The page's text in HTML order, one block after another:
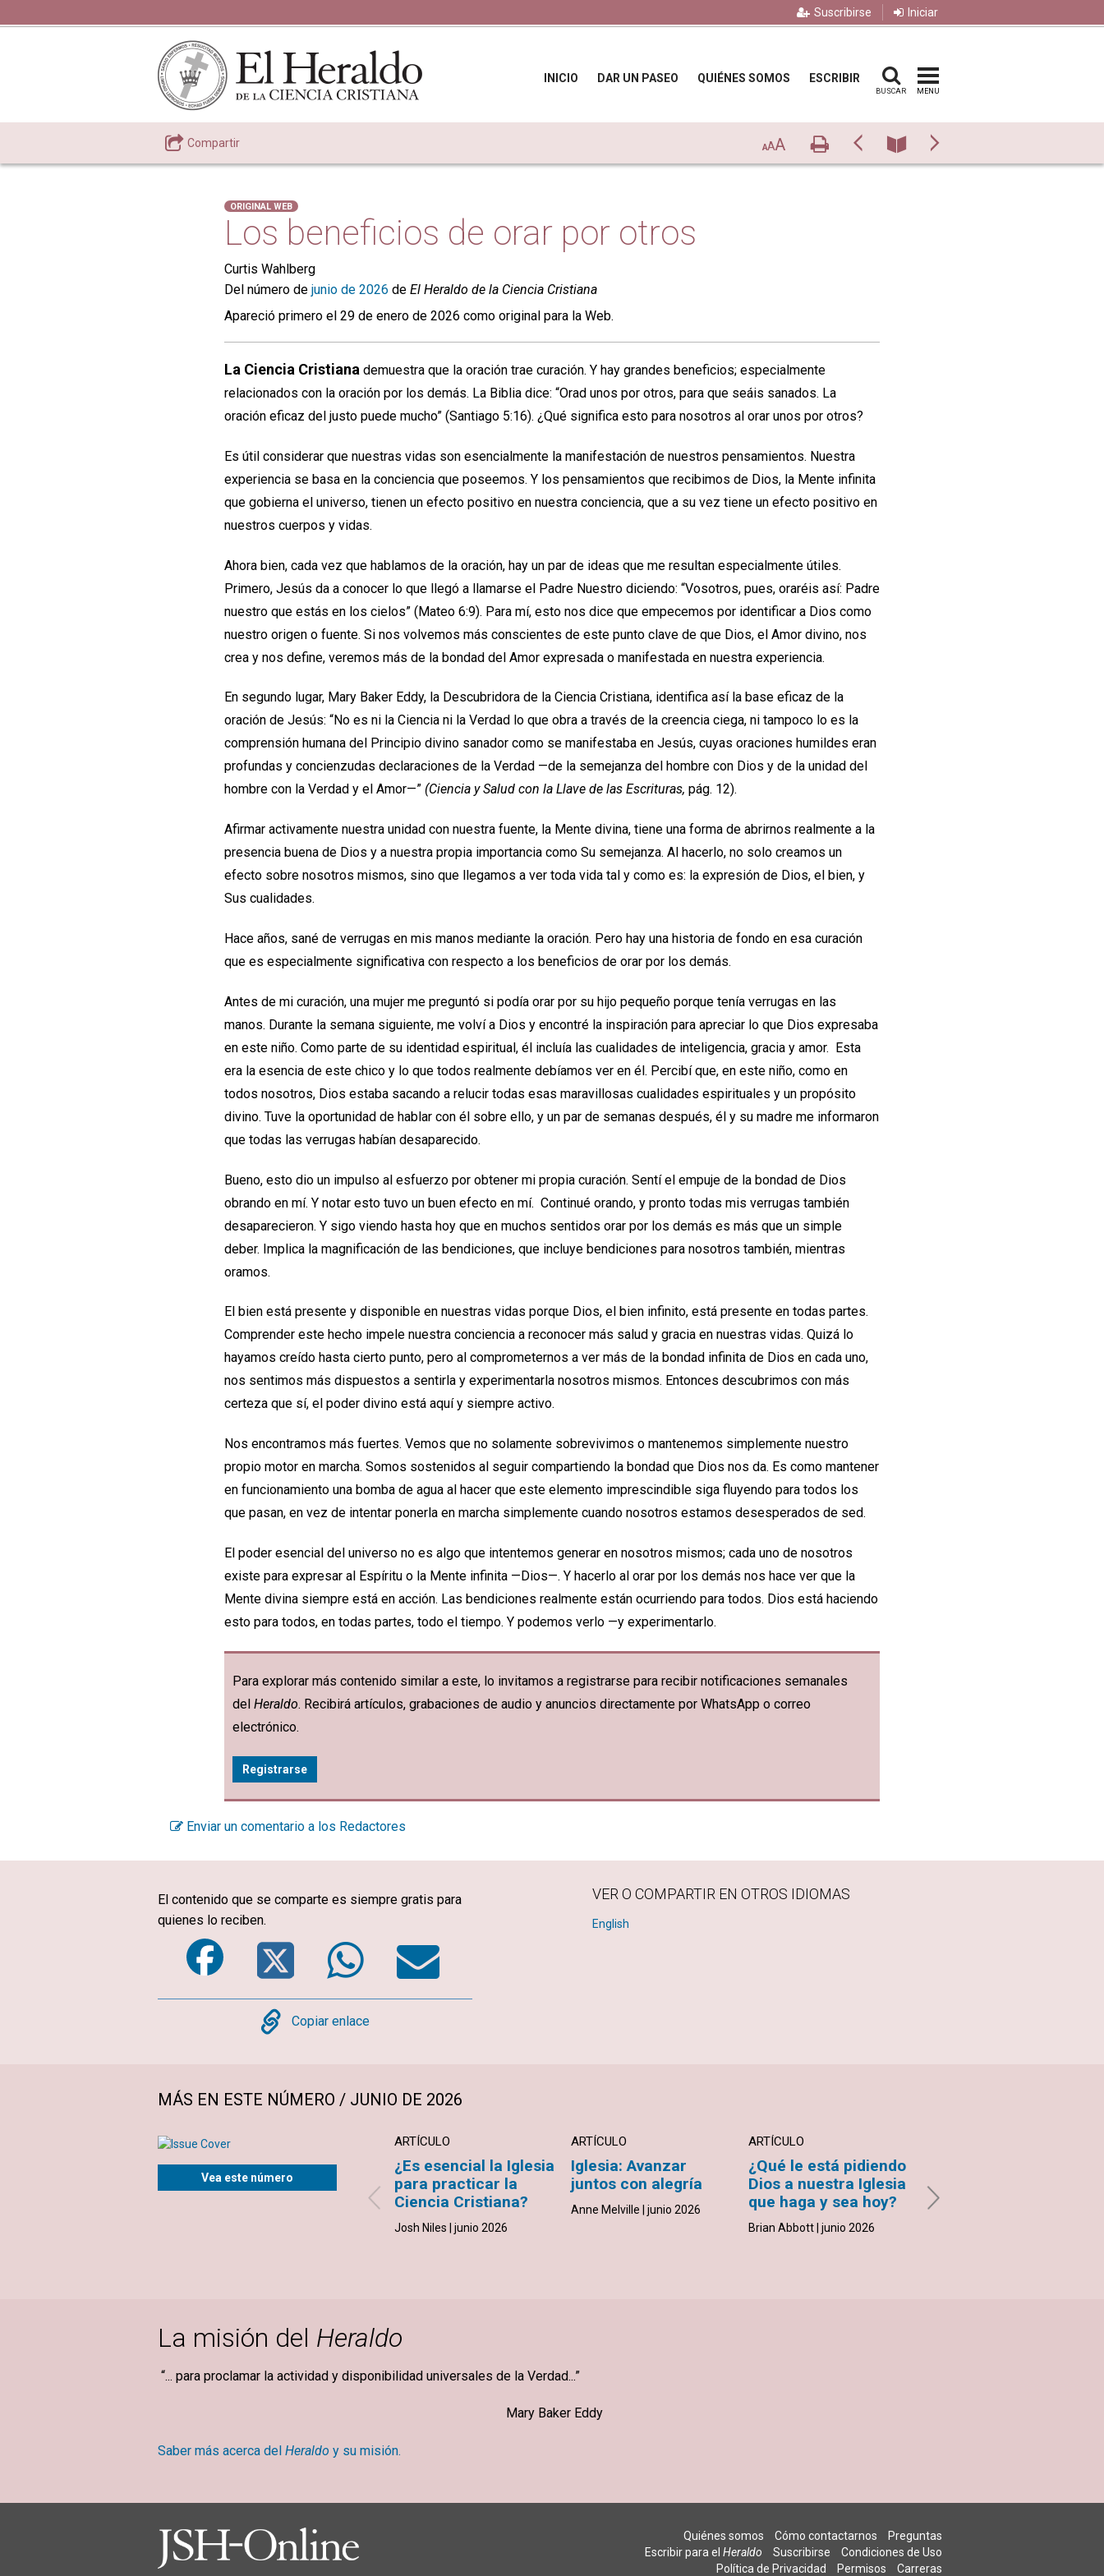
Suscribirse Iniciar
INICIO DAR UN PASEO QUIÉNES SOMOS ESCRIBIR
BUSCAR MENU
Compartir AAA ImprimirPrevio NúmeroSiguiente
ORIGINAL WEB
Los beneficios de orar por otros
Curtis Wahlberg
Del número de junio de 2026 de El Heraldo de la Ciencia Cristiana
Apareció primero el 29 de enero de 2026 como original para la Web.
La Ciencia Cristiana demuestra que la oración trae curación. Y hay grandes beneficios; especialmente
relacionados con la oración por los demás. La Biblia dice: “Orad unos por otros, para que seáis sanados. La
oración eficaz del justo puede mucho” (Santiago 5:16). ¿Qué significa esto para nosotros al orar unos por otros?
Es útil considerar que nuestras vidas son esencialmente la manifestación de nuestros pensamientos. Nuestra
experiencia se basa en la conciencia que poseemos. Y los pensamientos que recibimos de Dios, la Mente infinita
que gobierna el universo, tienen un efecto positivo en nuestra conciencia, que a su vez tiene un efecto positivo en
nuestros cuerpos y vidas.
Ahora bien, cada vez que hablamos de la oración, hay un par de ideas que me resultan especialmente útiles.
Primero, Jesús da a conocer lo que llegó a llamarse el Padre Nuestro diciendo: “Vosotros, pues, oraréis así: Padre
nuestro que estás en los cielos” (Mateo 6:9). Para mí, esto nos dice que empecemos por identificar a Dios como
nuestro origen o fuente. Si nos volvemos más conscientes de este punto clave de que Dios, el Amor divino, nos
crea y nos define, veremos más de la bondad del Amor expresada o manifestada en nuestra experiencia.
En segundo lugar, Mary Baker Eddy, la Descubridora de la Ciencia Cristiana, identifica así la base eficaz de la
oración de Jesús: “No es ni la Ciencia ni la Verdad lo que obra a través de la creencia ciega, ni tampoco lo es la
comprensión humana del Principio divino sanador como se manifestaba en Jesús, cuyas oraciones humildes eran
profundas y concienzudas declaraciones de la Verdad —de la semejanza del hombre con Dios y de la unidad del
hombre con la Verdad y el Amor—” (Ciencia y Salud con la Llave de las Escrituras, pág. 12).
Afirmar activamente nuestra unidad con nuestra fuente, la Mente divina, tiene una forma de abrirnos realmente a la
presencia buena de Dios y a nuestra propia importancia como Su semejanza. Al hacerlo, no solo creamos un
efecto sobre nosotros mismos, sino que llegamos a ver toda vida tal y como es: la expresión de Dios, el bien, y
Sus cualidades.
Hace años, sané de verrugas en mis manos mediante la oración. Pero hay una historia de fondo en esa curación
que es especialmente significativa con respecto a los beneficios de orar por los demás.
Antes de mi curación, una mujer me preguntó si podía orar por su hijo pequeño porque tenía verrugas en las
manos. Durante la semana siguiente, me volví a Dios y encontré la inspiración para apreciar lo que Dios expresaba
en este niño. Como parte de su identidad espiritual, él incluía las cualidades de inteligencia, gracia y amor. Esta
era la esencia de este chico y lo que todos realmente debíamos ver en él. Percibí que, en este niño, como en
todos nosotros, Dios estaba sacando a relucir todas esas maravillosas cualidades espirituales y un propósito
divino. Tuve la oportunidad de hablar con él sobre ello, y un par de semanas después, él y su madre me informaron
que todas las verrugas habían desaparecido.
Bueno, esto dio un impulso al esfuerzo por obtener mi propia curación. Sentí el empuje de la bondad de Dios
obrando en mí. Y notar esto tuvo un buen efecto en mí. Continué orando, y pronto todas mis verrugas también
desaparecieron. Y sigo viendo hasta hoy que en muchos sentidos orar por los demás es más que un simple
deber. Implica la magnificación de las bendiciones, que incluye bendiciones para nosotros también, mientras
oramos.
El bien está presente y disponible en nuestras vidas porque Dios, el bien infinito, está presente en todas partes.
Comprender este hecho impele nuestra conciencia a reconocer más salud y gracia en nuestras vidas. Quizá lo
hayamos creído hasta cierto punto, pero al comprometernos a ver más de la bondad infinita de Dios en cada uno,
nos sentimos más dispuestos a sentirla y experimentarla nosotros mismos. Entonces descubrimos con más
certeza que sí, el poder divino está aquí y siempre activo.
Nos encontramos más fuertes. Vemos que no solamente sobrevivimos o mantenemos simplemente nuestro
propio motor en marcha. Somos sostenidos al seguir compartiendo la bondad que Dios nos da. Es como mantener
en funcionamiento una bomba de agua al hacer que este elemento imprescindible siga fluyendo para todos los
que pasan, en vez de intentar ponerla en marcha simplemente cuando nosotros estamos desesperados de sed.
El poder esencial del universo no es algo que intentemos generar en nosotros mismos; cada uno de nosotros
existe para expresar al Espíritu o la Mente infinita —Dios—. Y hacerlo al orar por los demás nos hace ver que la
Mente divina siempre está en acción. Las bendiciones realmente están ocurriendo para todos. Dios está haciendo
esto para todos, en todas partes, todo el tiempo. Y podemos verlo —y experimentarlo.
Para explorar más contenido similar a este, lo invitamos a registrarse para recibir notificaciones semanales
del Heraldo. Recibirá artículos, grabaciones de audio y anuncios directamente por WhatsApp o correo
electrónico.
Registrarse
Enviar un comentario a los Redactores
El contenido que se comparte es siempre gratis para
quienes lo reciben.
FacebookTwitterWhatsApp
Email
Copy
Copiar enlace
VER O COMPARTIR EN OTROS IDIOMAS
English
MÁS EN ESTE NÚMERO / JUNIO DE 2026
Vea este número
ARTÍCULO
¿Es esencial la Iglesia
para practicar la
Ciencia Cristiana?
Josh Niles | junio 2026
ARTÍCULO
Iglesia: Avanzar
juntos con alegría
Anne Melville | junio 2026
ARTÍCULO
¿Qué le está pidiendo
Dios a nuestra Iglesia
que haga y sea hoy?
Brian Abbott | junio 2026
hacia la enfermería
de la Ciencia
La misión del Heraldo
“... para proclamar la actividad y disponibilidad universales de la Verdad...”
Mary Baker Eddy
Saber más acerca del Heraldo y su misión.
Quiénes somos Cómo contactarnos
Preguntas
Escribir para el Heraldo Suscribirse
Condiciones de Uso
Política de Privacidad
Permisos Carreras